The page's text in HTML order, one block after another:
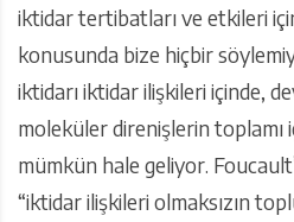
iktidar tertibatları ve etkileri
konusunda bize hiçbir
iktidarı iktidar ilişkileri içinde,
moleküler direnişlerin toplamı
mümkün hale geliyor.
“iktidar ilişkileri olmaksızın